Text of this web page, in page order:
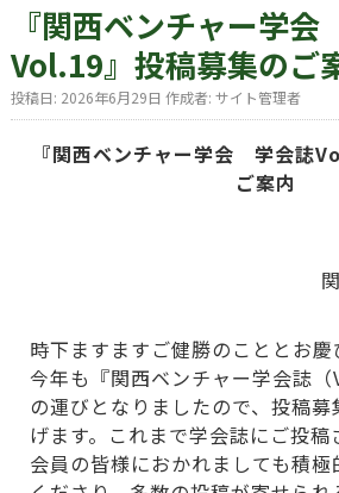
『関西ベンチャー学
Vol.19』投稿募集のご
投稿日: 2026年6月29日 作成者: サイト管理者
『関西ベンチャー学会 学会誌
ご案内
時下ますますご健勝のこととお慶
今年も『関西ベンチャー学会誌
の運びとなりましたので、投稿
げます。これまで学会誌にご投稿
会員の皆様におかれましても積